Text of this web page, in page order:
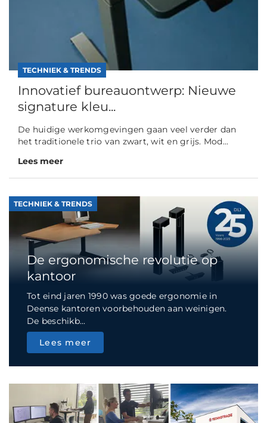
TECHNIEK & TRENDS
Innovatief bureauontwerp: Nieuwe
signature kleu...
De huidige werkomgevingen gaan veel verder dan
het traditionele trio van zwart, wit en grijs. Mod...
Lees meer
TECHNIEK & TRENDS
De ergonomische revolutie op
kantoor
Tot eind jaren 1990 was goede ergonomie in
Deense kantoren voorbehouden aan weinigen.
De beschikb...
Lees meer